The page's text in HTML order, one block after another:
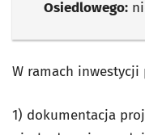
Osiedlowego:
W ramach inwestycji
1) dokumentacja